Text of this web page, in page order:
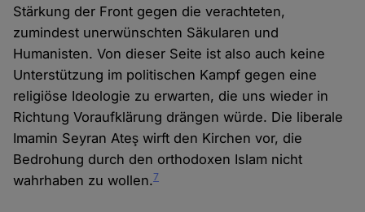
Stärkung der Front gegen die verachteten,
zumindest unerwünschten Säkularen und
Humanisten. Von dieser Seite ist also auch keine
Unterstützung im politischen Kampf gegen eine
religiöse Ideologie zu erwarten, die uns wieder in
Richtung Voraufklärung drängen würde. Die liberale
Imamin Seyran Ateş wirft den Kirchen vor, die
Bedrohung durch den orthodoxen Islam nicht
wahrhaben zu wollen.7